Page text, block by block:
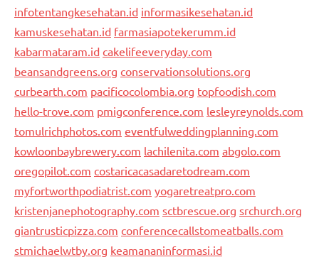
infotentangkesehatan.id informasikesehatan.id
kamuskesehatan.id farmasiapotekerumm.id
kabarmataram.id cakelifeeveryday.com
beansandgreens.org conservationsolutions.org
curbearth.com pacificocolombia.org topfoodish.com
hello-trove.com pmigconference.com lesleyreynolds.com
tomulrichphotos.com eventfulweddingplanning.com
kowloonbaybrewery.com lachilenita.com abgolo.com
oregopilot.com costaricacasadaretodream.com
myfortworthpodiatrist.com yogaretreatpro.com
kristenjanephotography.com sctbrescue.org srchurch.org
giantrusticpizza.com conferencecallstomeatballs.com
stmichaelwtby.org keamananinformasi.id